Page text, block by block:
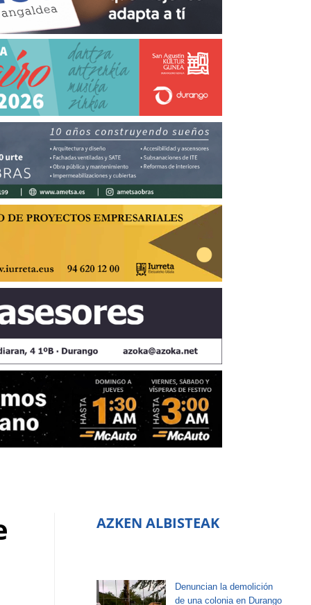
AZKEN ALBISTEAK
Denuncian la demolición
de una colonia en Durango